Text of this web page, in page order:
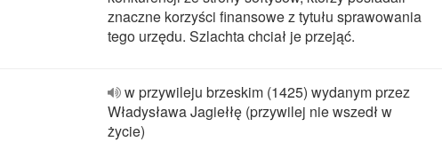
znaczne korzyści finansowe z tytułu sprawowania
tego urzędu. Szlachta chciał je przejąć.
w przywileju brzeskim (1425) wydanym przez
Władysława Jagiełłę (przywilej nie wszedł w
życie)